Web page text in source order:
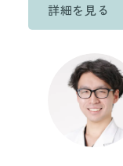
詳細を見る